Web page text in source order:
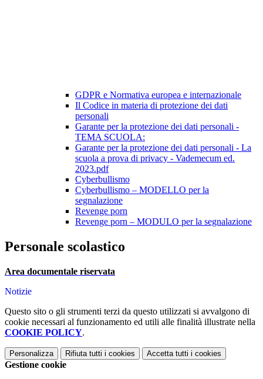
GDPR e Normativa europea e internazionale
Il Codice in materia di protezione dei dati
personali
Garante per la protezione dei dati personali -
TEMA SCUOLA:
Garante per la protezione dei dati personali - La
scuola a prova di privacy - Vademecum ed.
2023.pdf
Cyberbullismo
Cyberbullismo – MODELLO per la
segnalazione
Revenge porn
Revenge porn – MODULO per la segnalazione
Personale scolastico
Area documentale riservata
Notizie
Questo sito o gli strumenti terzi da questo utilizzati si avvalgono di
cookie necessari al funzionamento ed utili alle finalità illustrate nella
COOKIE POLICY.
Personalizza Rifiuta tutti i cookies Accetta tutti i cookies
Gestione cookie